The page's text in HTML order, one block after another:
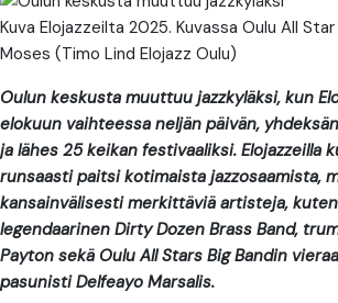
Kuva Elojazzeilta 2025. Kuvassa Oulu All
Moses (Timo Lind Elojazz Oulu)
Oulun keskusta muuttuu jazzkyläksi, kun
elokuun vaihteessa neljän päivän,
ja lähes 25 keikan festivaaliksi. Elojazzeilla
runsaasti paitsi kotimaista jazzosaamista,
kansainvälisesti merkittäviä artisteja, kuten
legendaarinen Dirty Dozen Brass Band,
Payton sekä Oulu All Stars Big Bandin
pasunisti Delfeayo Marsalis.